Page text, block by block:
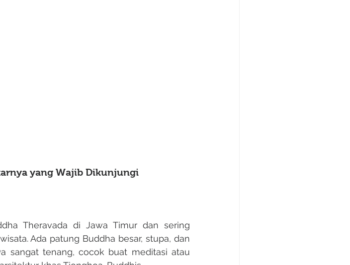
yang Wajib Dikunjungi
Ada patung Buddha besar, stupa, dan
sangat tenang, cocok buat meditasi atau